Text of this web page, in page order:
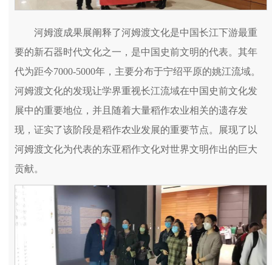
河姆渡成果展阐释了河姆渡文化是中国长江下游最重
要的新石器时代文化之一，是中国史前文明的代表。其年
代为距今7000-5000年，主要分布于宁绍平原的姚江流域。
河姆渡文化的发现让学界重视长江流域在中国史前文化发
展中的重要地位，并且随着大量稻作农业相关的遗存发
现，证实了该阶段是稻作农业发展的重要节点。展现了以
河姆渡文化为代表的东亚稻作文化对世界文明作出的巨大
贡献。